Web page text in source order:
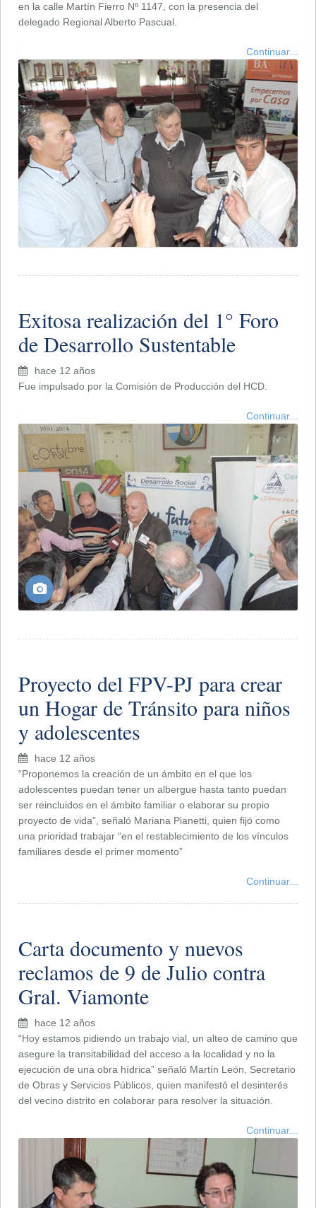
en la calle Martín Fierro Nº 1147, con la presencia del
delegado Regional Alberto Pascual.
Continuar...
Exitosa realización del 1° Foro
de Desarrollo Sustentable
hace 12 años
Fue impulsado por la Comisión de Producción del HCD.
Continuar...
Proyecto del FPV-PJ para crear
un Hogar de Tránsito para niños
y adolescentes
hace 12 años
“Proponemos la creación de un ámbito en el que los
adolescentes puedan tener un albergue hasta tanto puedan
ser reincluidos en el ámbito familiar o elaborar su propio
proyecto de vida”, señaló Mariana Pianetti, quien fijó como
una prioridad trabajar “en el restablecimiento de los vínculos
familiares desde el primer momento”
Continuar...
Carta documento y nuevos
reclamos de 9 de Julio contra
Gral. Viamonte
hace 12 años
“Hoy estamos pidiendo un trabajo vial, un alteo de camino que
asegure la transitabilidad del acceso a la localidad y no la
ejecución de una obra hídrica” señaló Martín León, Secretario
de Obras y Servicios Públicos, quien manifestó el desinterés
del vecino distrito en colaborar para resolver la situación.
Continuar...